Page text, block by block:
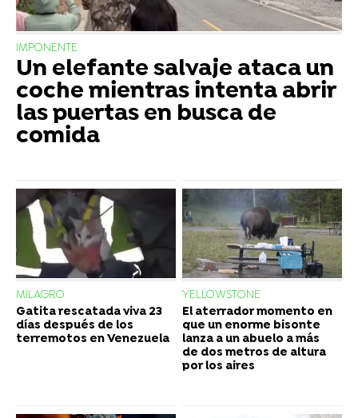
IMPONENTE
Un elefante salvaje ataca un
coche mientras intenta abrir
las puertas en busca de
comida
MILAGRO
Gatita rescatada viva 23
días después de los
terremotos en Venezuela
YELLOWSTONE
El aterrador momento en
que un enorme bisonte
lanza a un abuelo a más
de dos metros de altura
por los aires